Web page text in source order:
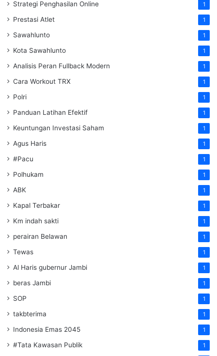
Strategi Penghasilan Online 1
Prestasi Atlet 1
Sawahlunto 1
Kota Sawahlunto 1
Analisis Peran Fullback Modern 1
Cara Workout TRX 1
Polri 1
Panduan Latihan Efektif 1
Keuntungan Investasi Saham 1
Agus Haris 1
#Pacu 1
Polhukam 1
ABK 1
Kapal Terbakar 1
Km indah sakti 1
perairan Belawan 1
Tewas 1
Al Haris gubernur Jambi 1
beras Jambi 1
SOP 1
takbterima 1
Indonesia Emas 2045 1
#Tata Kawasan Publik 1